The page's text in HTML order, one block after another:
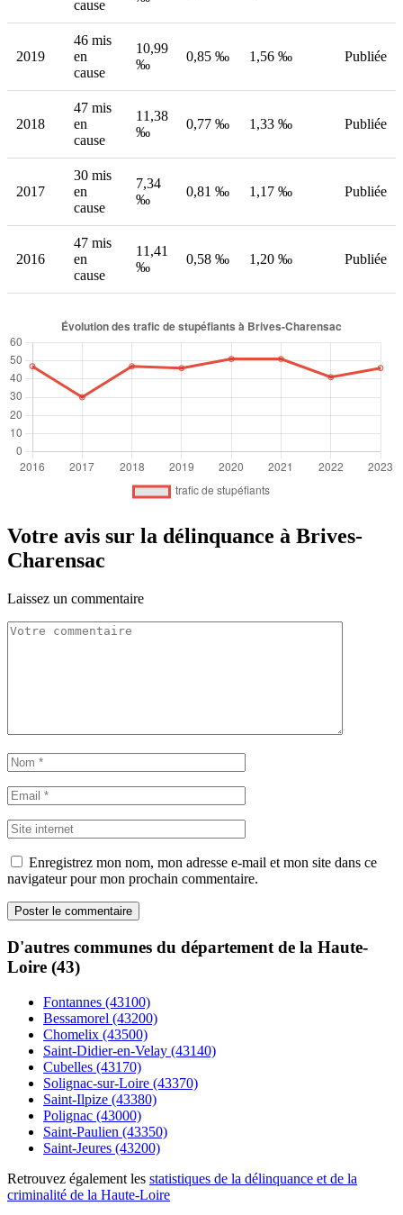
cause
2019
46 mis
en
cause
10,99
‰
0,85 ‰ 1,56 ‰ Publiée
2018
47 mis
en
cause
11,38
‰
0,77 ‰ 1,33 ‰ Publiée
2017
30 mis
en
cause
7,34
‰
0,81 ‰ 1,17 ‰ Publiée
2016
47 mis
en
cause
11,41
‰
0,58 ‰ 1,20 ‰ Publiée
Votre avis sur la délinquance à Brives-
Charensac
Laissez un commentaire
Enregistrez mon nom, mon adresse e-mail et mon site dans ce
navigateur pour mon prochain commentaire.
D'autres communes du département de la Haute-
Loire (43)
Fontannes (43100)
Bessamorel (43200)
Chomelix (43500)
Saint-Didier-en-Velay (43140)
Cubelles (43170)
Solignac-sur-Loire (43370)
Saint-Ilpize (43380)
Polignac (43000)
Saint-Paulien (43350)
Saint-Jeures (43200)
Retrouvez également les statistiques de la délinquance et de la
criminalité de la Haute-Loire